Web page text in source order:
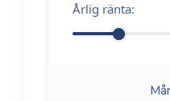
Årlig ränta: